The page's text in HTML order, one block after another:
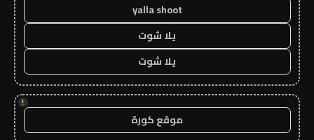
yalla shoot
يلا شوت
يلا شوت
!
موقع كورة